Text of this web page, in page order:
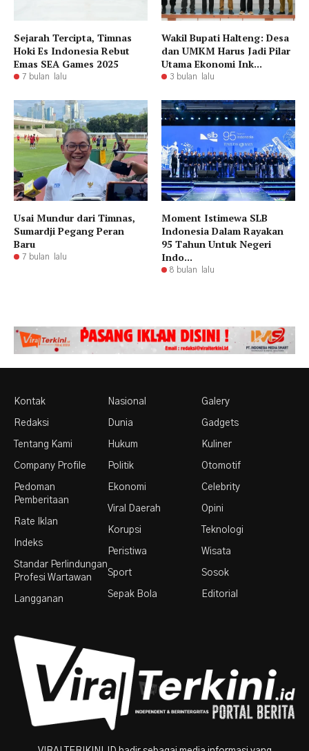
Sejarah Tercipta, Timnas
Hoki Es Indonesia Rebut
Emas SEA Games 2025
7 bulan lalu
Wakil Bupati Halteng: Desa
dan UMKM Harus Jadi Pilar
Utama Ekonomi Ink...
3 bulan lalu
Usai Mundur dari Timnas,
Sumardji Pegang Peran
Baru
7 bulan lalu
Moment Istimewa SLB
Indonesia Dalam Rayakan
95 Tahun Untuk Negeri
Indo...
8 bulan lalu
Kontak
Redaksi
Tentang Kami
Company Profile
Pedoman
Pemberitaan
Rate Iklan
Indeks
Standar Perlindungan
Profesi Wartawan
Langganan
Nasional
Dunia
Hukum
Politik
Ekonomi
Viral Daerah
Korupsi
Peristiwa
Sport
Sepak Bola
Galery
Gadgets
Kuliner
Otomotif
Celebrity
Opini
Teknologi
Wisata
Sosok
Editorial